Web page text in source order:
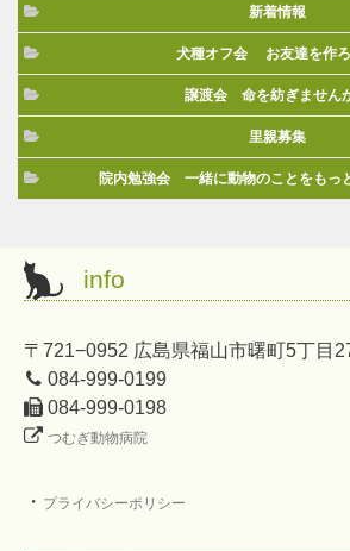
新着情報
犬種オフ会 お友達を作ろ
譲渡会 命を紡ぎません
里親募集
院内勉強会 一緒に動物のことをもっ
info
〒721−0952 広島県福山市曙町5丁目
084-999-0199
084-999-0198
つむぎ動物病院
・ プライバシーポリシー